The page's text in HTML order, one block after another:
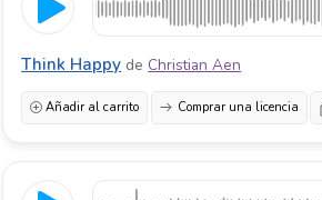
Think Happy de Christian Aen
Añadir al carrito Comprar una licencia